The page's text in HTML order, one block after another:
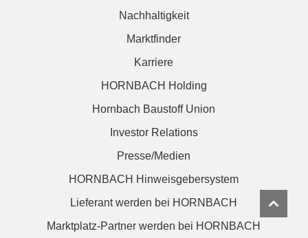
Nachhaltigkeit
Marktfinder
Karriere
HORNBACH Holding
Hornbach Baustoff Union
Investor Relations
Presse/Medien
HORNBACH Hinweisgebersystem
Lieferant werden bei HORNBACH
Marktplatz-Partner werden bei HORNBACH